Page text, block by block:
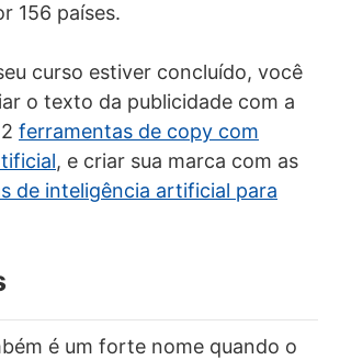
156 países.
curso estiver concluído, você
o texto da publicidade com a
ferramentas de copy com
, e criar sua marca com as
de inteligência artificial para
é um forte nome quando o